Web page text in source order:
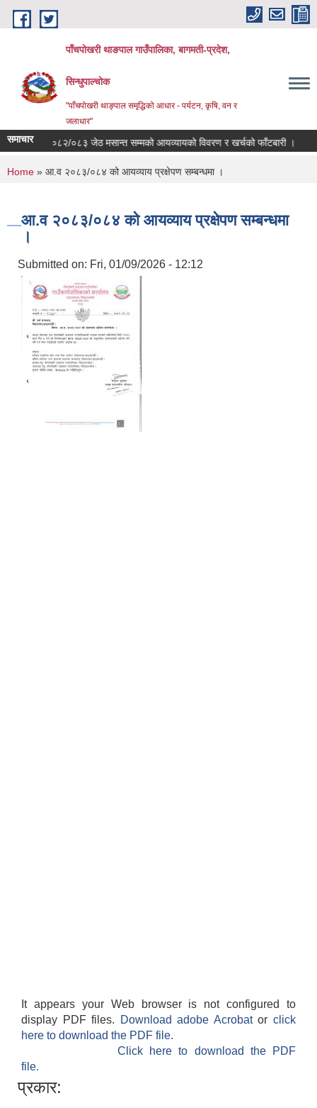
Skip to main content
पाँचपोखरी थाङपाल गाउँपालिका, बागमती-प्रदेश,
सिन्धुपाल्चोक
"पाँचपोखरी थाङ्पाल समृद्धिको आधार - पर्यटन, कृषि, वन र
जलाधार"
समाचार
आ.व २०८२/०८३ जेठ मसान्त सम्मको आयव्यायको विवरण र खर्चको फाँटबारी ।
You are here
Home » आ.व २०८३/०८४ को आयव्याय प्रक्षेपण सम्बन्धमा ।
आ.व २०८३/०८४ को आयव्याय प्रक्षेपण सम्बन्धमा
।
Submitted on: Fri, 01/09/2026 - 12:12
It appears your Web browser is not configured to
display PDF files.
Download adobe Acrobatorclick
here to download the PDF file.
Click here to download the PDF
file.
प्रकार: